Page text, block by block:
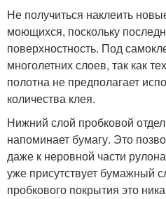
Не получиться наклеить
моющихся, поскольку
поверхностность. Под
многолетних слоев, так как
полотна не предполагает
количества клея.
Нижний слой пробковой
напоминает бумагу. Это
даже к неровной части
уже присутствует бумажный
пробкового покрытия это